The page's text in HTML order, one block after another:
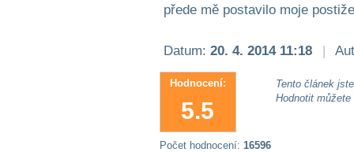
přede mě postavilo moje
Datum: 20. 4. 2014 11:18 |
Hodnocení:
5.5
Tento článek
Hodnotit
Počet hodnocení: 16596